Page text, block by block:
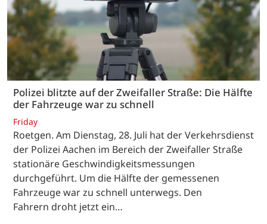
Polizei blitzte auf der Zweifaller Straße: Die Hälfte
der Fahrzeuge war zu schnell
Friday
Roetgen. Am Dienstag, 28. Juli hat der Verkehrsdienst
der Polizei Aachen im Bereich der Zweifaller Straße
stationäre Geschwindigkeitsmessungen
durchgeführt. Um die Hälfte der gemessenen
Fahrzeuge war zu schnell unterwegs. Den
Fahrern droht jetzt ein…